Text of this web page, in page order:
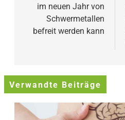
im neuen Jahr von
Schwermetallen
befreit werden kann
Verwandte Beiträge